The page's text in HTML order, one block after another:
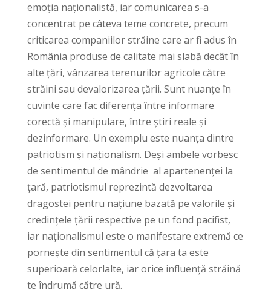
emoția naționalistă, iar comunicarea s-a
concentrat pe câteva teme concrete, precum
criticarea companiilor străine care ar fi adus în
România produse de calitate mai slabă decât în
alte țări, vânzarea terenurilor agricole către
străini sau devalorizarea țării. Sunt nuanțe în
cuvinte care fac diferența între informare
corectă și manipulare, între știri reale și
dezinformare. Un exemplu este nuanța dintre
patriotism și naționalism. Deși ambele vorbesc
de sentimentul de mândrie al apartenenței la
țară, patriotismul reprezintă dezvoltarea
dragostei pentru națiune bazată pe valorile și
credințele țării respective pe un fond pacifist,
iar naționalismul este o manifestare extremă ce
pornește din sentimentul că țara ta este
superioară celorlalte, iar orice influență străină
te îndrumă către ură.